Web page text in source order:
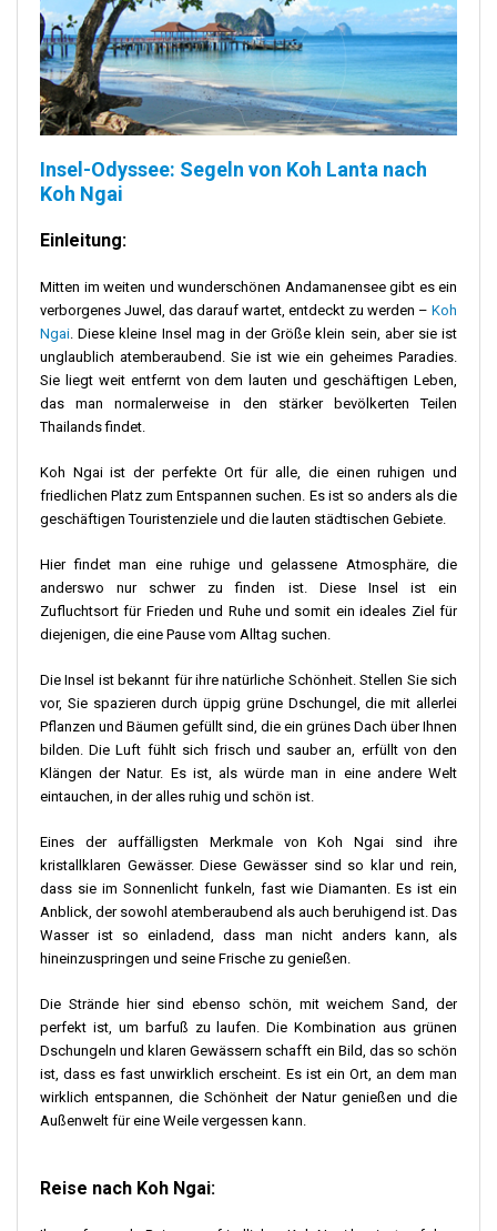
Insel-Odyssee: Segeln von Koh Lanta nach
Koh Ngai
Einleitung:
Mitten im weiten und wunderschönen Andamanensee gibt es ein
verborgenes Juwel, das darauf wartet, entdeckt zu werden – Koh
Ngai . Diese kleine Insel mag in der Größe klein sein, aber sie ist
unglaublich atemberaubend. Sie ist wie ein geheimes Paradies.
Sie liegt weit entfernt von dem lauten und geschäftigen Leben,
das man normalerweise in den stärker bevölkerten Teilen
Thailands findet.
Koh Ngai ist der perfekte Ort für alle, die einen ruhigen und
friedlichen Platz zum Entspannen suchen. Es ist so anders als die
geschäftigen Touristenziele und die lauten städtischen Gebiete.
Hier findet man eine ruhige und gelassene Atmosphäre, die
anderswo nur schwer zu finden ist. Diese Insel ist ein
Zufluchtsort für Frieden und Ruhe und somit ein ideales Ziel für
diejenigen, die eine Pause vom Alltag suchen.
Die Insel ist bekannt für ihre natürliche Schönheit. Stellen Sie sich
vor, Sie spazieren durch üppig grüne Dschungel, die mit allerlei
Pflanzen und Bäumen gefüllt sind, die ein grünes Dach über Ihnen
bilden. Die Luft fühlt sich frisch und sauber an, erfüllt von den
Klängen der Natur. Es ist, als würde man in eine andere Welt
eintauchen, in der alles ruhig und schön ist.
Eines der auffälligsten Merkmale von Koh Ngai sind ihre
kristallklaren Gewässer. Diese Gewässer sind so klar und rein,
dass sie im Sonnenlicht funkeln, fast wie Diamanten. Es ist ein
Anblick, der sowohl atemberaubend als auch beruhigend ist. Das
Wasser ist so einladend, dass man nicht anders kann, als
hineinzuspringen und seine Frische zu genießen.
Die Strände hier sind ebenso schön, mit weichem Sand, der
perfekt ist, um barfuß zu laufen. Die Kombination aus grünen
Dschungeln und klaren Gewässern schafft ein Bild, das so schön
ist, dass es fast unwirklich erscheint. Es ist ein Ort, an dem man
wirklich entspannen, die Schönheit der Natur genießen und die
Außenwelt für eine Weile vergessen kann.
Reise nach Koh Ngai: